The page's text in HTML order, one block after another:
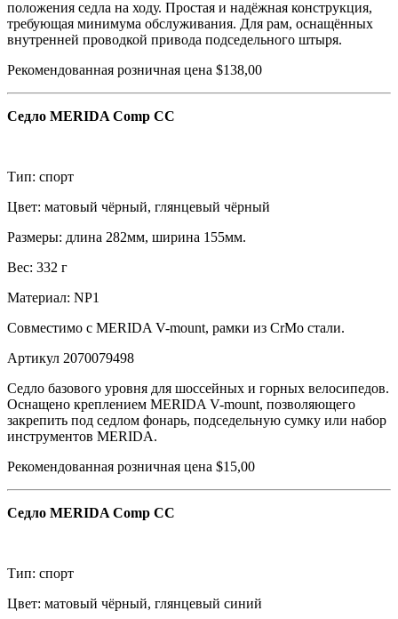
положения седла на ходу. Простая и надёжная конструкция,
требующая минимума обслуживания. Для рам, оснащённых
внутренней проводкой привода подседельного штыря.
Рекомендованная розничная цена $138,00
Седло MERIDA Comp CC
Тип: спорт
Цвет: матовый чёрный, глянцевый чёрный
Размеры: длина 282мм, ширина 155мм.
Вес: 332 г
Материал: NP1
Совместимо с MERIDA V-mount, рамки из CrMo стали.
Артикул 2070079498
Седло базового уровня для шоссейных и горных велосипедов.
Оснащено креплением MERIDA V-mount, позволяющего
закрепить под седлом фонарь, подседельную сумку или набор
инструментов MERIDA.
Рекомендованная розничная цена $15,00
Седло MERIDA Comp CC
Тип: спорт
Цвет: матовый чёрный, глянцевый синий